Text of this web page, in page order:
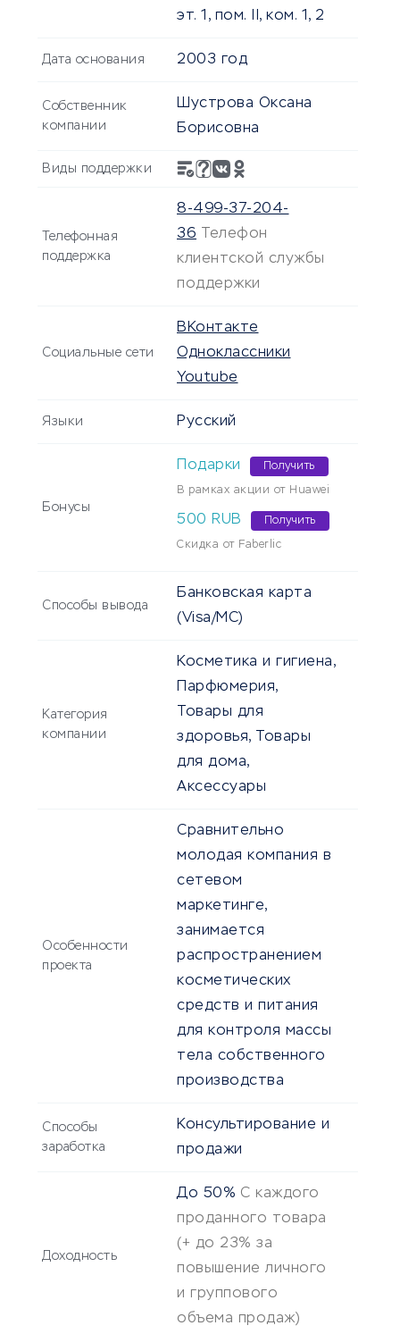
эт. 1, пом. II, ком. 1, 2
Дата основания 2003 год
Собственник
компании
Шустрова Оксана
Борисовна
Виды поддержки
Телефонная
поддержка
8-499-37-204-
36
Телефон
клиентской службы
поддержки
Социальные сети
ВКонтакте
Одноклассники
Youtube
Языки Русский
Бонусы
Подарки Получить
В рамках акции от Huawei
500 RUB Получить
Скидка от Faberlic
Способы вывода
Банковская карта
(Visa/MC)
Категория
компании
Косметика и гигиена,
Парфюмерия,
Товары для
здоровья, Товары
для дома,
Аксессуары
Особенности
проекта
Сравнительно
молодая компания в
сетевом
маркетинге,
занимается
распространением
косметических
средств и питания
для контроля массы
тела собственного
производства
Способы
заработка
Консультирование и
продажи
Доходность
До 50% С каждого
проданного товара
(+ до 23% за
повышение личного
и группового
объема продаж)